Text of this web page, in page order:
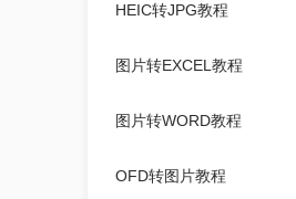
HEIC转JPG教程
图片转EXCEL教程
图片转WORD教程
OFD转图片教程